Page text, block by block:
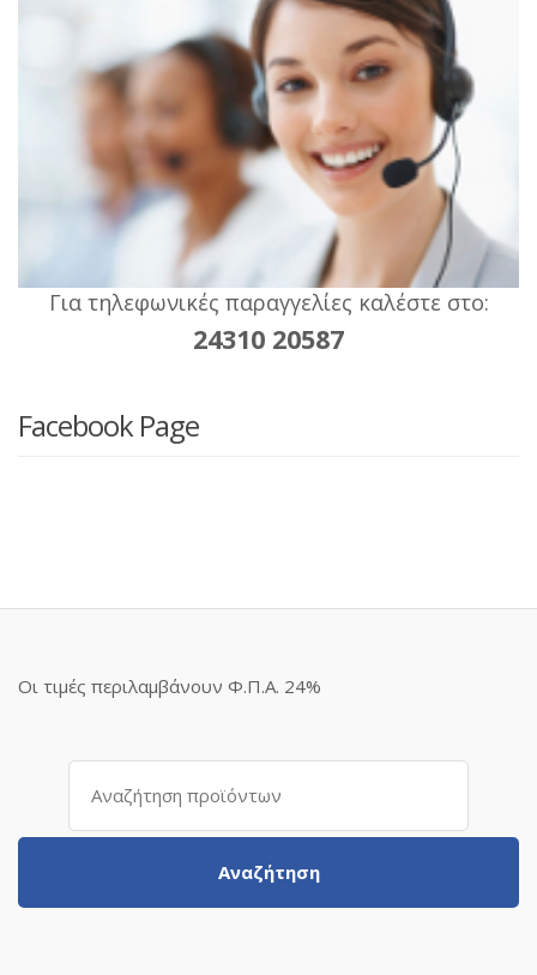
Για τηλεφωνικές παραγγελίες καλέστε στο:
24310 20587
Facebook Page
Οι τιμές περιλαμβάνουν Φ.Π.Α. 24%
Αναζήτηση
Αναζήτηση